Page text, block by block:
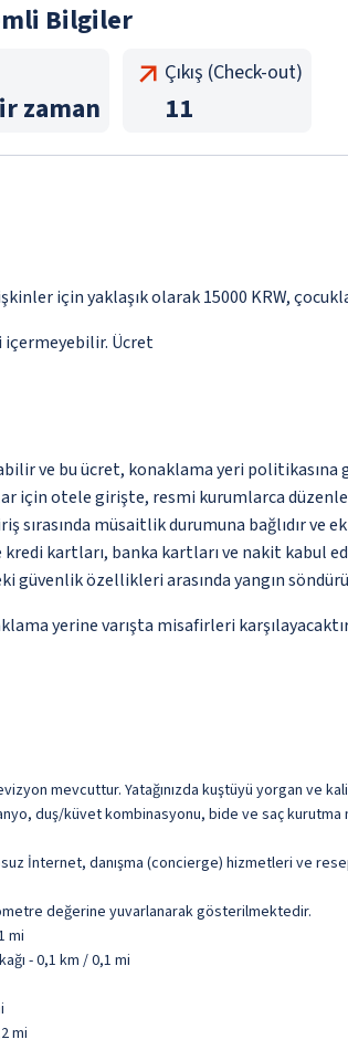
Bilgiler
zaman
Çıkış (Check-out)
11
için yaklaşık olarak 15000 KRW,
içermeyebilir. Ücret
ve bu ücret, konaklama yeri
için otele girişte, resmi kurumlarca
sırasında müsaitlik durumuna bağlıdır
kredi kartları, banka kartları ve nakit kabul
güvenlik özellikleri arasında yangın
yerine varışta misafirleri
mevcuttur. Yatağınızda kuştüyü yorgan ve
duş/küvet kombinasyonu, bide ve saç kurutma
İnternet, danışma (concierge) hizmetleri ve
değerine yuvarlanarak gösterilmektedir.
mi
- 0,1 km / 0,1 mi
mi